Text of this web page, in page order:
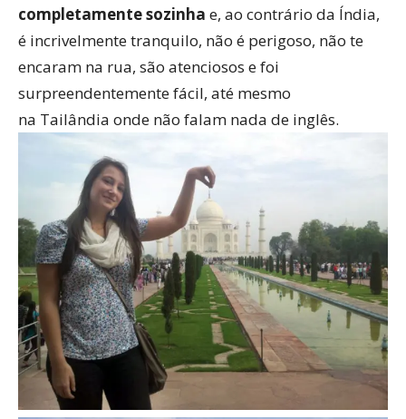
completamente sozinha e, ao contrário da Índia,
é incrivelmente tranquilo, não é perigoso, não te
encaram na rua, são atenciosos e foi
surpreendentemente fácil, até mesmo
na Tailândia onde não falam nada de inglês.